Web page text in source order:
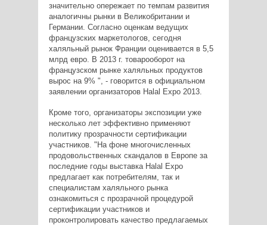
значительно опережает по темпам развития
аналогичны рынки в Великобритании и
Германии. Согласно оценкам ведущих
французских маркетологов, сегодня
халяльный рынок Франции оценивается в 5,5
млрд евро. В 2013 г. товарооборот на
французском рынке халяльных продуктов
вырос на 9% ", - говорится в официальном
заявлении организаторов Halal Expo 2013.
Кроме того, организаторы экспозиции уже
несколько лет эффективно применяют
политику прозрачности сертификации
участников. "На фоне многочисленных
продовольственных скандалов в Европе за
последние годы выставка Halal Expo
предлагает как потребителям, так и
специалистам халяльного рынка
ознакомиться с прозрачной процедурой
сертификации участников и
проконтролировать качество предлагаемых